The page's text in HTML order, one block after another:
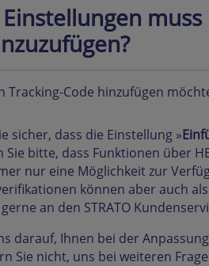
Tracking-Code hinzufügen
sicher, dass die Einstellung »
Sie bitte, dass Funktionen über
nur eine Möglichkeit zur
können aber auch
an den STRATO
darauf, Ihnen bei der
Sie nicht, uns bei weiteren